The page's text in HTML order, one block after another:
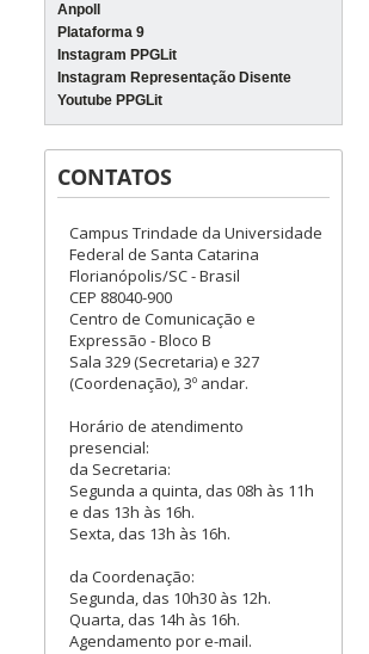
Anpoll
Plataforma 9
Instagram PPGLit
Instagram Representação Disente
Youtube PPGLit
CONTATOS
Campus Trindade da Universidade
Federal de Santa Catarina
Florianópolis/SC - Brasil
CEP 88040-900
Centro de Comunicação e
Expressão - Bloco B
Sala 329 (Secretaria) e 327
(Coordenação), 3º andar.
Horário de atendimento
presencial:
da Secretaria:
Segunda a quinta, das 08h às 11h
e das 13h às 16h.
Sexta, das 13h às 16h.
da Coordenação:
Segunda, das 10h30 às 12h.
Quarta, das 14h às 16h.
Agendamento por e-mail.